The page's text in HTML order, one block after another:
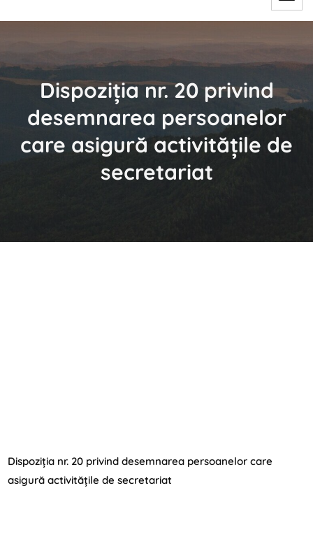
Dispoziția nr. 20 privind
desemnarea persoanelor
care asigură activitățile de
secretariat
Dispoziția nr. 20 privind desemnarea persoanelor care
asigură activitățile de secretariat